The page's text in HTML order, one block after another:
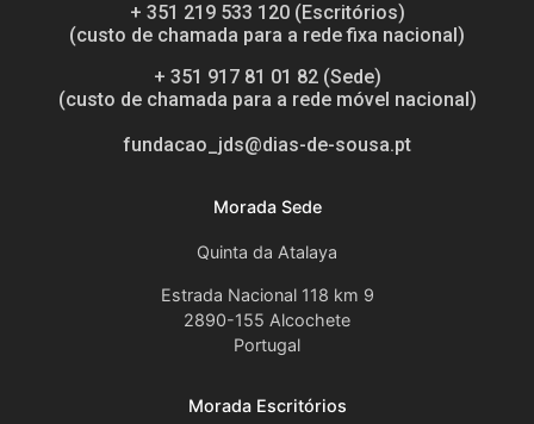
+ 351 219 533 120 (Escritórios)
(custo de chamada para a rede fixa nacional)
+ 351 917 81 01 82 (Sede)
(custo de chamada para a rede móvel nacional)
fundacao_jds@dias-de-sousa.pt
Morada Sede
Quinta da Atalaya
Estrada Nacional 118 km 9
2890-155 Alcochete
Portugal
Morada Escritórios